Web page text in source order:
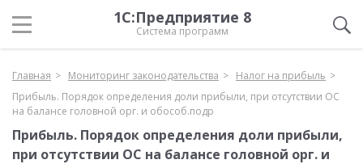
1С:Предприятие 8
Система программ
Главная Мониторинг законодательства
Налог на прибыль
Прибыль. Порядок определения доли прибыли, при отсутствии ОС
на балансе головной орг. и обособ.подр
Прибыль. Порядок определения доли прибыли,
при отсутствии ОС на балансе головной орг. и